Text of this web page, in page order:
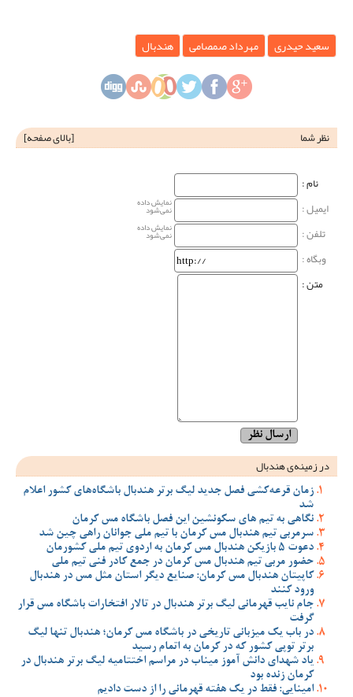
سعید حیدری مهرداد صمصامی هندبال
نظر شما [بالای صفحه]
نام‌ :
ایمیل :
نمایش داده
نمی‌شود
تلفن : نمایش داده
نمی‌شود
وبگاه‌ :
متن :
در زمینه‌ی هندبال
زمان قرعه‌کشی فصل جدید لیگ برتر هندبال باشگاه‌های کشور اعلام
شد
نگاهی به تیم های سکونشین این فصل باشگاه مس کرمان
سرمربی تیم هندبال مس کرمان با تیم ملی جوانان راهی چین شد
دعوت 5 بازیکن هندبال مس کرمان به اردوی تیم ملی کشورمان
حضور مربی تیم هندبال مس کرمان در جمع کادر فنی تیم ملی
کاپیتان هندبال مس کرمان: صنایع دیگر استان مثل مس در هندبال
ورود کنند
جام نایب قهرمانی لیگ برتر هندبال در تالار افتخارات باشگاه مس قرار
گرفت
در باب یک میزبانی تاریخی در باشگاه مس کرمان؛ هندبال تنها لیگ
برتر توپی کشور که در کرمان به اتمام رسید
یاد شهدای دانش آموز میناب در مراسم اختتامیه لیگ برتر هندبال در
کرمان زنده بود
امینایی: فقط در یک هفته قهرمانی را از دست دادیم